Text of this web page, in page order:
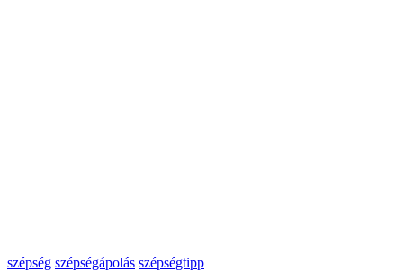
szépség szépségápolás szépségtipp